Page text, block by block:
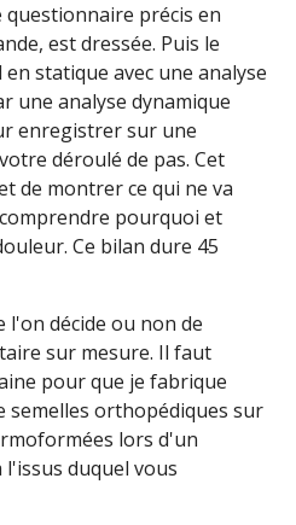
questionnaire précis en
est dressée. Puis le
statique avec une analyse
une analyse dynamique
enregistrer sur une
déroulé de pas. Cet
de montrer ce qui ne va
pourquoi et
Ce bilan dure 45
l'on décide ou non de
sur mesure. Il faut
pour que je fabrique
semelles orthopédiques sur
lors d'un
duquel vous